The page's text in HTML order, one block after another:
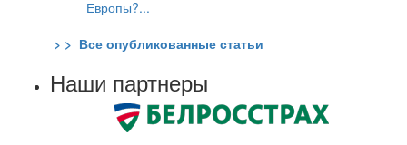
Европы?...
> > Все опубликованные статьи
Наши партнеры